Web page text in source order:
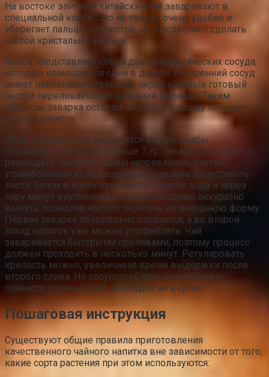
На востоке элитный китайский чай заваривают в
специальной колбе. Это не только очень удобно и
уберегает пальцы от ожогов, но и позволяет сделать
настой кристально чистым
Колба представляет собой два цилиндрических сосуда,
которые помещаются один в другой. Внутренний сосуд
имеет небольшие отверстия, через которые готовый
настой переливается во внешний цилиндр. Таким
образом, заварка остается внутри, а в чашку попадает
чистый напиток.
Итак, листовой чай засыпается внутрь колбы.
Оптимально брать не больше 7 гр. заварки. Старайтесь
размещать чаинки в одном направлении, слегка
утрамбовывая их пальцами, но сохранив целостность
листа. Затем в колбу заливается горячая вода и через
пару минут внутренний сосуд необходимо аккуратно
вынуть, позволяя настою перетечь во внешнюю форму.
Первая заварка обязательно сливается, а во второй
заход напиток уже можно употреблять. Чай
заваривается быстрыми проливами, поэтому процесс
должен проходить в несколько минут. Регулировать
крепость можно, увеличивая время выдержки после
второго слива. Но злоупотреблять нельзя, иначе
появится горечь и пить чай будет не вкусно.
Пошаговая инструкция
Существуют общие правила приготовления
качественного чайного напитка вне зависимости от того,
какие сорта растения при этом используются: